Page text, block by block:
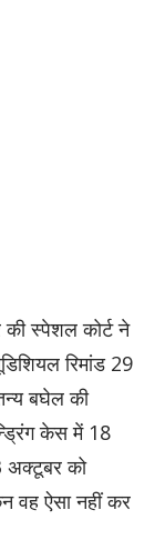
की स्पेशल कोर्ट ने
रिमांड 29
बघेल की
केस में 18
अक्टूबर को
वह ऐसा नहीं कर